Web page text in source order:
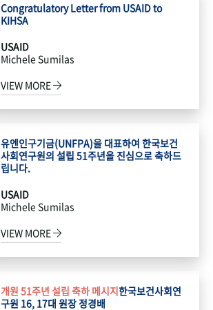
Congratulatory Letter from USAID to
KIHSA
USAID
Michele Sumilas
VIEW MORE
유엔인구기금(UNFPA)을 대표하여 한국보건
사회연구원의 설립 51주년을 진심으로 축하드
립니다.
USAID
Michele Sumilas
VIEW MORE
개원 51주년 설립 축하 메시지한국보건사회연
구원 16, 17대 원장 정경배